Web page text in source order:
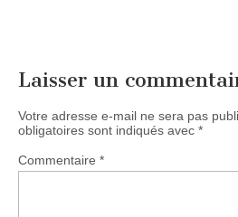
Laisser un
Votre adresse e-mail ne sera pas
obligatoires sont indiqués avec *
Commentaire *